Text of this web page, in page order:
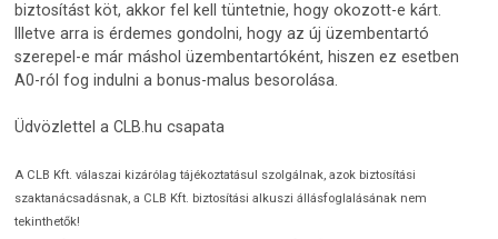
biztosítást köt, akkor fel kell tüntetnie, hogy okozott-e kárt.
Illetve arra is érdemes gondolni, hogy az új üzembentartó
szerepel-e már máshol üzembentartóként, hiszen ez esetben
A0-ról fog indulni a bonus-malus besorolása.
Üdvözlettel a CLB.hu csapata
A CLB Kft. válaszai kizárólag tájékoztatásul szolgálnak, azok biztosítási
szaktanácsadásnak, a CLB Kft. biztosítási alkuszi állásfoglalásának nem
tekinthetők!